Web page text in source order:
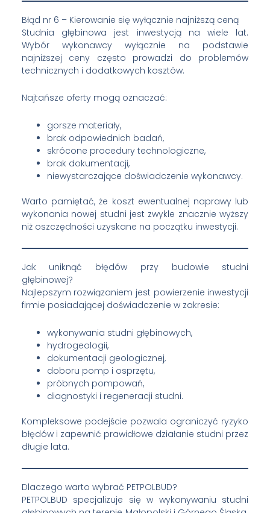
Błąd nr 6 – Kierowanie się wyłącznie najniższą ceną
Studnia głębinowa jest inwestycją na wiele lat.
Wybór wykonawcy wyłącznie na podstawie
najniższej ceny często prowadzi do problemów
technicznych i dodatkowych kosztów.
Najtańsze oferty mogą oznaczać:
gorsze materiały,
brak odpowiednich badań,
skrócone procedury technologiczne,
brak dokumentacji,
niewystarczające doświadczenie wykonawcy.
Warto pamiętać, że koszt ewentualnej naprawy lub
wykonania nowej studni jest zwykle znacznie wyższy
niż oszczędności uzyskane na początku inwestycji.
Jak uniknąć błędów przy budowie studni
głębinowej?
Najlepszym rozwiązaniem jest powierzenie inwestycji
firmie posiadającej doświadczenie w zakresie:
wykonywania studni głębinowych,
hydrogeologii,
dokumentacji geologicznej,
doboru pomp i osprzętu,
próbnych pompowań,
diagnostyki i regeneracji studni.
Kompleksowe podejście pozwala ograniczyć ryzyko
błędów i zapewnić prawidłowe działanie studni przez
długie lata.
Dlaczego warto wybrać PETPOLBUD?
PETPOLBUD specjalizuje się w wykonywaniu studni